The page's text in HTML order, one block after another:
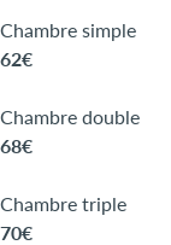
Chambre simple
62€
Chambre double
68€
Chambre triple
70€